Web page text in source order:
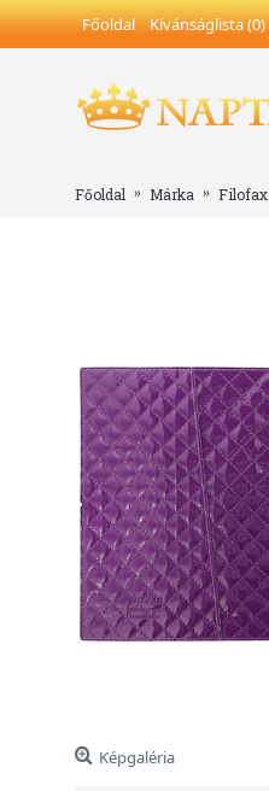
Főoldal Kívánságlista (0)
Főoldal Márka Filofax
Képgaléria